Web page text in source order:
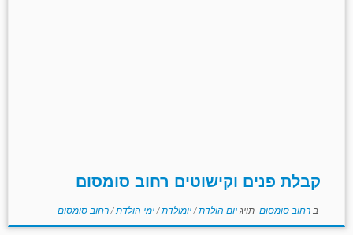
קבלת פנים וקישוטים רחוב סומסום
ב רחוב סומסום תויגיום הולדת/יומולדת/ימי הולדת/רחוב סומסום